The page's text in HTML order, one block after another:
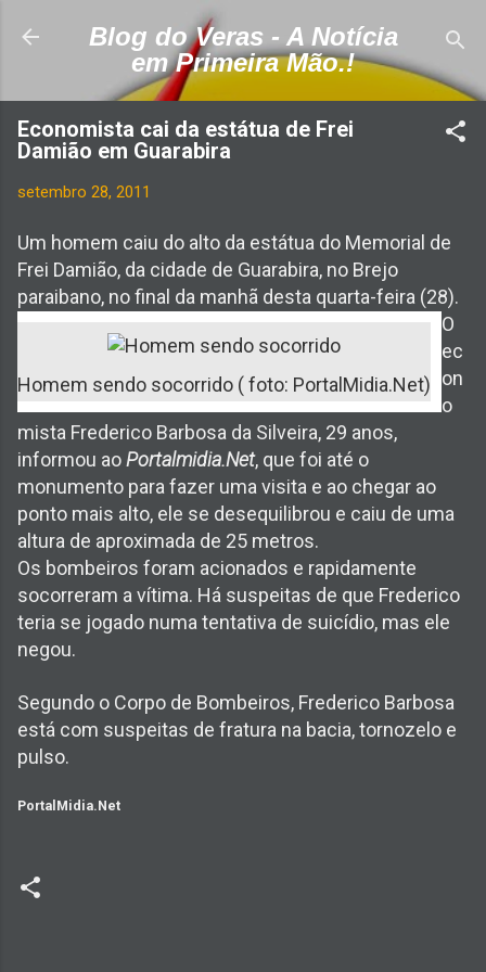
Pular para o conteúdo principal
Blog do Veras - A Notícia
em Primeira Mão.!
Economista cai da estátua de Frei
Damião em Guarabira
setembro 28, 2011
Um homem caiu do alto da estátua do Memorial de
Frei Damião, da cidade de Guarabira, no Brejo
paraibano, no final da manhã desta quarta-feira (28).
Homem sendo socorrido ( foto: PortalMidia.Net)
O
ec
on
o
mista Frederico Barbosa da Silveira, 29 anos,
informou aoPortalmidia.Net, que foi até o
monumento para fazer uma visita e ao chegar ao
ponto mais alto, ele se desequilibrou e caiu de uma
altura de aproximada de 25 metros.
Os bombeiros foram acionados e rapidamente
socorreram a vítima. Há suspeitas de que Frederico
teria se jogado numa tentativa de suicídio, mas ele
negou.
Segundo o Corpo de Bombeiros, Frederico Barbosa
está com suspeitas de fratura na bacia, tornozelo e
pulso.
PortalMidia.Net